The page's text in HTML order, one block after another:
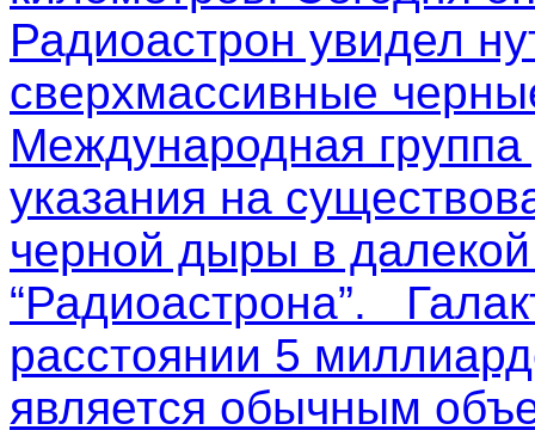
Радиоастрон увидел
сверхмассивные
Международная
указания на
черной дыры в
“Радиоастрона”.
расстоянии 5
является обычным